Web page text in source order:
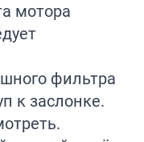
мотора
фильтра
к заслонке.